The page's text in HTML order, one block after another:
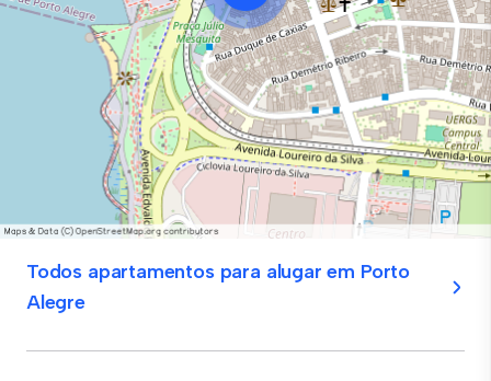
Todos apartamentos para alugar em Porto
Alegre